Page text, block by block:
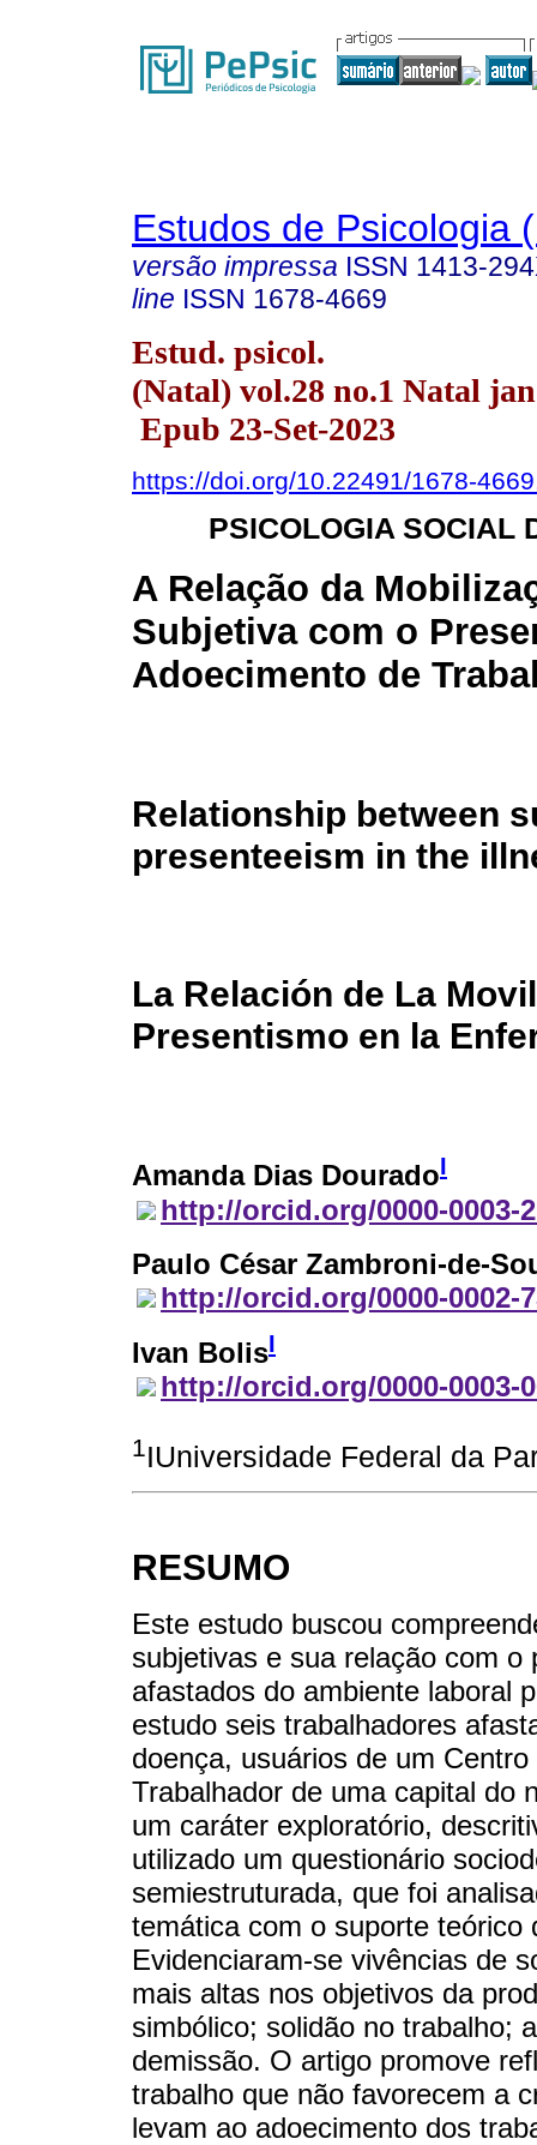
Estudos de Psicologia
versão impressa ISSN 1413-
line ISSN 1678-4669
Estud. psicol.
(Natal) vol.28 no.1 Natal
Epub 23-Set-2023
https://doi.org/10.22491/1678-
PSICOLOGIA SOCIAL
A Relação da
Subjetiva com o
Adoecimento de
Relationship between
presenteeism in the
La Relación de La
Presentismo en la
Amanda Dias DouradoI
http://orcid.org/0000-0003-
Paulo César Zambroni-de-
http://orcid.org/0000-0002-
Ivan BolisI
http://orcid.org/0000-0003-
1IUniversidade Federal da
RESUMO
Este estudo buscou
subjetivas e sua relação com
afastados do ambiente laboral
estudo seis trabalhadores
doença, usuários de um
Trabalhador de uma capital do
um caráter exploratório,
utilizado um questionário
semiestruturada, que foi
temática com o suporte teórico
Evidenciaram-se vivências de
mais altas nos objetivos da
simbólico; solidão no trabalho;
demissão. O artigo promove
trabalho que não favorecem a
levam ao adoecimento dos